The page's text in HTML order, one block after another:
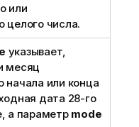
или
целого числа.
указывает,
месяц
начала или конца
дата 28-го
а параметр mode